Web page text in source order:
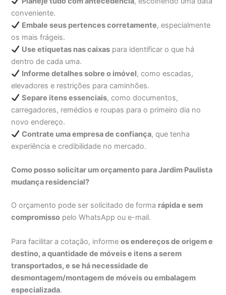
conveniente.
Embale seus pertences corretamente, especialmente
os mais frágeis.
Use etiquetas nas caixas para identificar o que há
dentro de cada uma.
Informe detalhes sobre o imóvel, como escadas,
elevadores e restrições para caminhões.
Separe itens essenciais, como documentos,
carregadores, remédios e roupas para o primeiro dia no
novo endereço.
Contrate uma empresa de confiança, que tenha
experiência e credibilidade no mercado.
Como posso solicitar um orçamento para Jardim Paulista
mudança residencial?
O orçamento pode ser solicitado de forma rápida e sem
compromisso pelo WhatsApp ou e-mail.
Para facilitar a cotação, informeos endereços de origem e
destino, a quantidade de móveis e itens a serem
transportados, e se há necessidade de
desmontagem/montagem de móveis ou embalagem
especializada.